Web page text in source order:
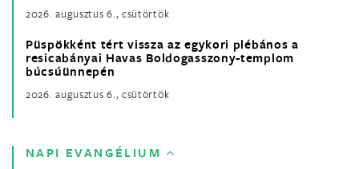
2026. augusztus 6., csütörtök
Püspökként tért vissza az egykori plébános a
resicabányai Havas Boldogasszony-templom
búcsúünnepén
2026. augusztus 6., csütörtök
NAPI EVANGÉLIUM